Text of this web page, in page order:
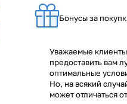
Бонусы за
Уважаемые
предоставить вам
оптимальные
Но, на всякий
может отличаться